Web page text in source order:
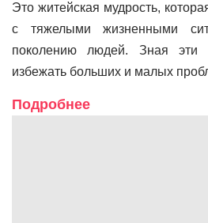
Это житейская мудрость,
с тяжелыми жизненными
поколению людей. Зная эти
избежать больших и малых
Подробнее